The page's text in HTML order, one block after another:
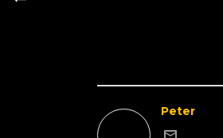
Peter